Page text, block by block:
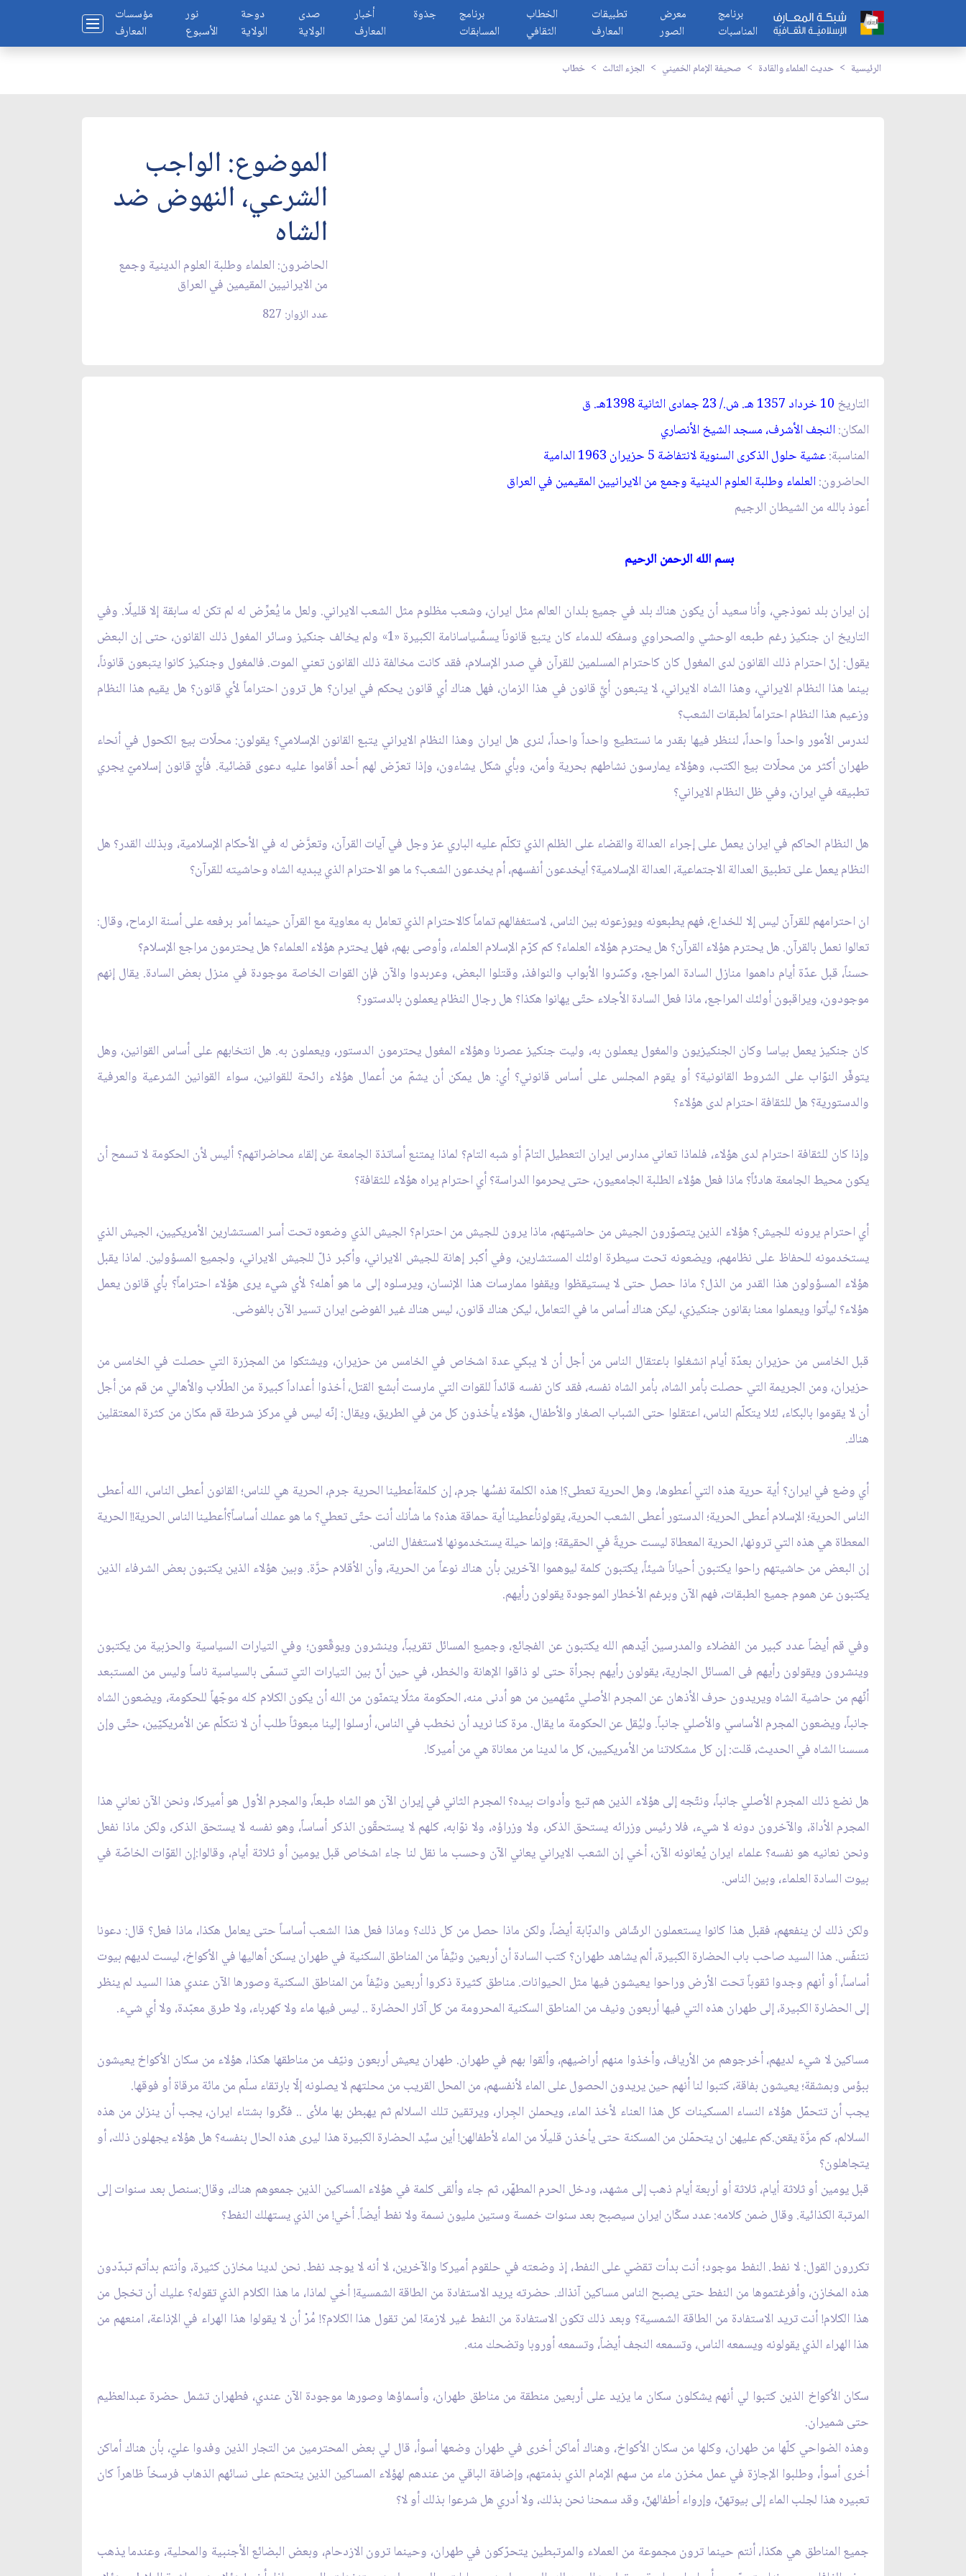
مؤسسات
المعارف
نور
الأسبوع
دوحة
الولاية
صدى
الولاية
أخبار
المعارف
جذوة
برنامج
المسابقات
الخطاب
الثقافي
تطبيقات
المعارف
معرض
الصور
برنامج
المناسبات
الرئيسية حديث العلماء والقادة صحيفة الإمام الخميني الجزء الثالث خطاب
الموضوع: الواجب
الشرعي، النهوض ضد
الشاه‏
الحاضرون: العلماء وطلبة العلوم الدينية وجمع
من الايرانيين المقيمين في العراق‏
عدد الزوار: 827
التاريخ 10 خرداد 1357 هـ. ش./ 23 جمادى الثانية 1398هـ. ق‏
المكان:النجف الأشرف، مسجد الشيخ الأنصاري‏
المناسبة:عشية حلول الذكرى السنوية لانتفاضة 5 حزيران 1963 الدامية
الحاضرون:العلماء وطلبة العلوم الدينية وجمع من الايرانيين المقيمين في العراق‏
أعوذ بالله من الشيطان الرجيم‏
بسم الله الرحمن الرحيم‏
إن ايران بلد نموذجي، وأنا سعيد أن يكون هناك بلد في جميع بلدان العالم مثل ايران، وشعب مظلوم مثل الشعب الايراني. ولعل ما يُعرِّض له لم تكن له سابقة إلا قليلًا. وفي
التاريخ ان جنكيز رغم طبعه الوحشي والصحراوي وسفكه للدماء كان يتبع قانوناً يسمَّىياسانامة الكبيرة «1» ولم يخالف جنكيز وسائر المغول ذلك القانون، حتى إن البعض
يقول: إنّ احترام ذلك القانون لدى المغول كان كاحترام المسلمين للقرآن في صدر الإسلام، فقد كانت مخالفة ذلك القانون تعني الموت. فالمغول وجنكيز كانوا يتبعون قانوناً،
بينما هذا النظام الايراني، وهذا الشاه الايراني، لا يتبعون أيَّ قانون في هذا الزمان، فهل هناك أي قانون يحكم في ايران؟ هل ترون احتراماً لأي قانون؟ هل يقيم هذا النظام
وزعيم هذا النظام احتراماً لطبقات الشعب؟
لندرس الأمور واحداً واحداً، لننظر فيها بقدر ما نستطيع واحداً واحداً، لنرى هل ايران وهذا النظام الايراني يتبع القانون الإسلامي؟ يقولون: محلّات بيع الكحول في أنحاء
طهران أكثر من محلّات بيع الكتب، وهؤلاء يمارسون نشاطهم بحرية وأمن، وبأي شكل يشاءون، وإذا تعرّض لهم أحد أقاموا عليه دعوى قضائية. فأيّ قانون إسلاميّ يجري
تطبيقه في ايران، وفي ظل النظام الايراني؟
هل النظام الحاكم في ايران يعمل على إجراء العدالة والقضاء على الظلم الذي تكلّم عليه الباري عز وجل في آيات القرآن، وتعرَّض له في الأحكام الإسلامية، وبذلك القدر؟ هل
النظام يعمل على تطبيق العدالة الاجتماعية، العدالة الإسلامية؟ أيخدعون أنفسهم، أم يخدعون الشعب؟ ما هو الاحترام الذي يبديه الشاه وحاشيته للقرآن؟
ان احترامهم للقرآن ليس إلا للخداع، فهم يطبعونه ويوزعونه بين الناس، لاستغفالهم تماماً كالاحترام الذي تعامل به معاوية مع القرآن حينما أمر برفعه على أسنة الرماح، وقال:
تعالوا نعمل بالقرآن. هل يحترم هؤلاء القرآن؟ هل يحترم هؤلاء العلماء؟ كم كرّم الإسلام العلماء، وأوصى بهم، فهل يحترم هؤلاء العلماء؟ هل يحترمون مراجع الإسلام؟
حسناً، قبل عدّة أيام داهموا منازل السادة المراجع، وكسّروا الأبواب والنوافذ، وقتلوا البعض، وعربدوا والآن فإن القوات الخاصة موجودة في منزل بعض السادة. يقال إنهم
موجودون، ويراقبون أولئك المراجع، ماذا فعل السادة الأجلاء حتّى يهانوا هكذا؟ هل رجال النظام يعملون بالدستور؟
كان جنكيز يعمل بياسا وكان الجنكيزيون والمغول يعملون به، وليت جنكيز عصرنا وهؤلاء المغول يحترمون الدستور، ويعملون به. هل انتخابهم على أساس القوانين، وهل
يتوفّر النوّاب على الشروط القانونية؟ أو يقوم المجلس على أساس قانوني؟ أي: هل يمكن أن يشمّ من أعمال هؤلاء رائحة للقوانين، سواء القوانين الشرعية والعرفية
والدستورية؟ هل للثقافة احترام لدى هؤلاء؟
وإذا كان للثقافة احترام لدى هؤلاء، فلماذا تعاني مدارس ايران التعطيل التامّ أو شبه التام؟ لماذا يمتنع أساتذة الجامعة عن إلقاء محاضراتهم؟ أليس لأن الحكومة لا تسمح أن
يكون محيط الجامعة هادئاً؟ ماذا فعل هؤلاء الطلبة الجامعيون، حتى يحرموا الدراسة؟ أي احترام يراه هؤلاء للثقافة؟
أي احترام يرونه للجيش؟ هؤلاء الذين يتصوّرون الجيش من حاشيتهم، ماذا يرون للجيش من احترام؟ الجيش الذي وضعوه تحت أسر المستشارين الأمريكيين، الجيش الذي
يستخدمونه للحفاظ على نظامهم، ويضعونه تحت سيطرة اولئك المستشارين، وفي أكبر إهانة للجيش الايراني، وأكبر ذلّ للجيش الايراني، ولجميع المسؤولين. لماذا يقبل
هؤلاء المسؤولون هذا القدر من الذل؟ ماذا حصل حتى لا يستيقظوا ويقفوا ممارسات هذا الإنسان، ويرسلوه إلى ما هو أهله؟ لأي شي‏ء يرى هؤلاء احتراماً؟ بأي قانون يعمل
هؤلاء؟ ليأتوا ويعملوا معنا بقانون جنكيزي، ليكن هناك أساس ما في التعامل، ليكن هناك قانون، ليس هناك غير الفوضىّ ايران تسير الآن بالفوضى.
قبل الخامس من حزيران بعدّة أيام انشغلوا باعتقال الناس من أجل أن لا يبكي عدة اشخاص في الخامس من حزيران، ويشتكوا من المجزرة التي حصلت في الخامس من
حزيران، ومن الجريمة التي حصلت بأمر الشاه، بأمر الشاه نفسه، فقد كان نفسه قائداً للقوات التي مارست أبشع القتل، أخذوا أعداداً كبيرة من الطلّاب والأهالي من قم من أجل
أن لا يقوموا بالبكاء، لئلا يتكلّم الناس، اعتقلوا حتى الشباب الصغار والأطفال، هؤلاء يأخذون كل من في الطريق، ويقال: إنّه ليس في مركز شرطة قم مكان من كثرة المعتقلين
هناك.
أي وضع في ايران؟ أية حرية هذه التي أعطوها، وهل الحرية تعطى؟! هذه الكلمة نفسُها جرم، إن كلمةأعطينا الحرية جرم، الحرية هي للناس؛ القانون أعطى الناس، الله أعطى
الناس الحرية؛ الإسلام أعطى الحرية؛ الدستور أعطى الشعب الحرية، يقولونأعطينا أية حماقة هذه؟ ما شأنك‏ أنت حتّى تعطي؟ ما هو عملك أساساً؟أعطينا الناس الحرية!! الحرية
المعطاة هي هذه التي ترونها، الحرية المعطاة ليست حريةً في الحقيقة؛ وإنما حيلة يستخدمونها لاستغفال الناس.
إن البعض من حاشيتهم راحوا يكتبون أحياناً شيئاً، يكتبون كلمة ليوهموا الآخرين بأن هناك نوعاً من الحرية، وأن الأقلام حرَّة. وبين هؤلاء الذين يكتبون بعض الشرفاء الذين
يكتبون عن هموم جميع الطبقات، فهم الآن وبرغم الأخطار الموجودة يقولون رأيهم.
وفي قم أيضاً عدد كبير من الفضلاء والمدرسين أيّدهم الله يكتبون عن الفجائع، وجميع المسائل تقريباً، وينشرون ويوقّعون؛ وفي التيارات السياسية والحزبية من يكتبون
وينشرون ويقولون رأيهم فى المسائل الجارية، يقولون رأيهم بجرأة حتى لو ذاقوا الإهانة والخطر، في حين أنّ بين التيارات التي تسمّى بالسياسية ناساً وليس من المستبعد
أنّهم من حاشية الشاه ويريدون حرف الأذهان عن المجرم الأصلي متّهمين من هو أدنى منه، الحكومة مثلًا يتمنّون من الله أن يكون الكلام كله موجّهاً للحكومة، ويضعون الشاه
جانباً، ويضعون المجرم الأساسي والأصلي جانباً. وليُقل عن الحكومة ما يقال. مرة كنا نريد أن نخطب في الناس، أرسلوا إلينا مبعوثاً طلب أن لا نتكلّم عن الأمريكيّين، حتّى وإن
مسسنا الشاه في الحديث، قلت: إن كل مشكلاتنا من الأمريكيين، كل ما لدينا من معاناة هي من أميركا.
هل نضع ذلك المجرم الأصلي جانباً، ونتّجه إلى هؤلاء الذين هم تبع وأدوات بيده؟ المجرم الثاني في إيران الآن هو الشاه طبعاً، والمجرم الأول هو أميركا، ونحن الآن نعاني هذا
المجرم الأداة، والآخرون دونه لا شي‏ء، فلا رئيس وزرائه يستحق الذكر، ولا وزراؤه، ولا نوّابه، كلهم لا يستحقّون الذكر أساساً، وهو نفسه لا يستحق الذكر، ولكن ماذا نفعل
ونحن نعانيه هو نفسه؟ علماء ايران يُعانونه الآن، أخي إن الشعب الايراني يعاني الآن وحسب ما نقل لنا جاء اشخاص قبل يومين أو ثلاثة أيام، وقالوا:إن القوّات الخاصّة في
بيوت السادة العلماء، وبين الناس.
ولكن ذلك لن ينفعهم، فقبل هذا كانوا يستعملون الرشّاش والدبّابة أيضاً، ولكن ماذا حصل من كل ذلك؟ وماذا فعل هذا الشعب أساساً حتى يعامل هكذا، ماذا فعل؟ قال: دعونا
نتنفّس. هذا السيد صاحب باب الحضارة الكبيرة، ألم يشاهد طهران؟ كتب السادة أن أربعين ونيِّفاً من المناطق السكنية في طهران يسكن أهاليها في الأكواخ، ليست لديهم بيوت
أساساً، أو أنهم وجدوا ثقوباً تحت الأرض وراحوا يعيشون فيها مثل الحيوانات. مناطق كثيرة ذكروا أربعين ونيِّفاً من المناطق السكنية وصورها الآن عندي هذا السيد لم ينظر
إلى الحضارة الكبيرة، إلى طهران هذه التي فيها أربعون ونيف من المناطق السكنية المحرومة من كل آثار الحضارة .. ليس فيها ماء ولا كهرباء، ولا طرق معبّدة، ولا أي شي‏ء.
مساكين لا شي‏ء لديهم، أخرجوهم من الأرياف، وأخذوا منهم أراضيهم، وألقوا بهم في طهران. طهران يعيش أربعون ونيّف من مناطقها هكذا، هؤلاء من سكان الأكواخ يعيشون
ببؤس وبمشقة؛ يعيشون بفاقة، كتبوا لنا أنهم حين يريدون الحصول على الماء لأنفسهم، من المحل القريب من محلتهم لا يصلونه إلّا بارتقاء سلّم من مائة مرقاة أو فوقها.
يجب أن تتحمّل هؤلاء النساء المسكينات كل هذا العناء لأخذ الماء، ويحملن الجِرار، ويرتقين تلك السلالم ثم يهبطن بها ملأى .. فكّروا بشتاء ايران، يجب أن ينزلن من هذه
السلالم، كم مرَّة يقعن.كم عليهن ان يتحمّلن من المسكنة حتى يأخذن قليلًا من الماء لأطفالهن! أين سيِّد الحضارة الكبيرة هذا ليرى هذه الحال بنفسه؟ هل هؤلاء يجهلون ذلك، أو
يتجاهلون؟
قبل يومين أو ثلاثة أيام، ثلاثة أو أربعة أيام ذهب إلى مشهد، ودخل الحرم المطهّر، ثم جاء وألقى كلمة في هؤلاء المساكين الذين جمعوهم هناك، وقال:سنصل بعد سنوات إلى
المرتبة الكذائية. وقال ضمن كلامه: عدد سكّان ايران سيصبح بعد سنوات خمسة وستين مليون نسمة ولا نفط أيضاً. أخي! من الذي يستهلك النفط؟
تكررون القول: لا نفط. النفط موجود؛ أنت بدأت تقضي على النفط، إذ وضعته في حلقوم أميركا والآخرين، لا أنه لا يوجد نفط. نحن لدينا مخازن كثيرة، وأنتم بدأتم تبدّدون
هذه المخازن، وأفرغتموها من النفط حتى يصبح الناس مساكين آنذاك. حضرته يريد الاستفادة من الطاقة الشمسية! أخي لماذا، ما هذا الكلام الذي تقوله؟ عليك أن تخجل من
هذا الكلام! أنت تريد الاستفادة من الطاقة الشمسية؟ وبعد ذلك تكون الاستفادة من النفط غير لازمة! لمن تقول هذا الكلام؟! مُرْ أن لا يقولوا هذا الهراء في الإذاعة، امنعهم من
هذا الهراء الذي يقولونه ويسمعه الناس، وتسمعه النجف أيضاً، وتسمعه أوروبا وتضحك منه.
سكان الأكواخ الذين كتبوا لي أنهم يشكلون سكان ما يزيد على أربعين منطقة من مناطق طهران، وأسماؤها وصورها موجودة الآن عندي، فطهران تشمل حضرة عبدالعظيم
حتى شميران.
وهذه الضواحي كلّها من طهران، وكلها من سكان الأكواخ، وهناك أماكن أخرى في طهران وضعها أسوأ، قال لي بعض المحترمين من التجار الذين وفدوا عليّ، بأن هناك أماكن
أخرى أسوأ، وطلبوا الإجازة في عمل مخزن ماء من سهم الإمام الذي بذمتهم، وإضافة الباقي من عندهم لهؤلاء المساكين الذين يتحتم على نسائهم الذهاب فرسخاً ظاهراً كان
تعبيره هذا لجلب الماء إلى بيوتهنّ، وإرواء أطفالهنّ، وقد سمحنا نحن بذلك، ولا أدري هل شرعوا بذلك أو لا؟
جميع المناطق هي هكذا، أنتم حينما ترون مجموعة من العملاء والمرتبطين يتحرّكون في طهران، وحينما ترون الازدحام، وبعض البضائع الأجنبية والمحلية، وعندما يذهب